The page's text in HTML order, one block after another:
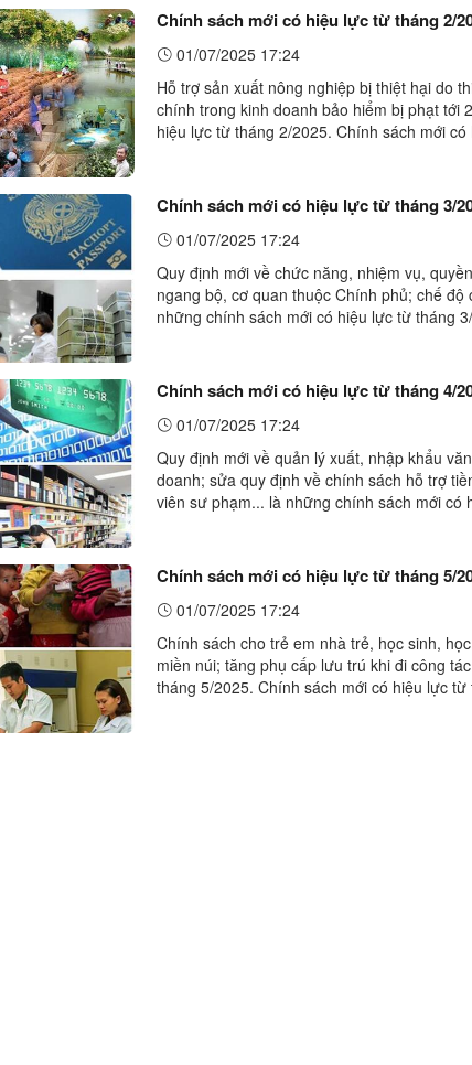
Chính sách mới có hiệu lực từ tháng 2/
01/07/2025 17:24
Hỗ trợ sản xuất nông nghiệp bị thiệt hại do
chính trong kinh doanh bảo hiểm bị phạt tới
hiệu lực từ tháng 2/2025. Chính sách mới
Chính sách mới có hiệu lực từ tháng 3/
01/07/2025 17:24
Quy định mới về chức năng, nhiệm vụ,
ngang bộ, cơ quan thuộc Chính phủ; chế
những chính sách mới có hiệu lực từ tháng
Chính sách mới có hiệu lực từ tháng 4/
01/07/2025 17:24
Quy định mới về quản lý xuất, nhập khẩu
doanh; sửa quy định về chính sách hỗ trợ
viên sư phạm... là những chính sách mới
Chính sách mới có hiệu lực từ tháng 5/
01/07/2025 17:24
Chính sách cho trẻ em nhà trẻ, học sinh,
miền núi; tăng phụ cấp lưu trú khi đi công
tháng 5/2025. Chính sách mới có hiệu lực